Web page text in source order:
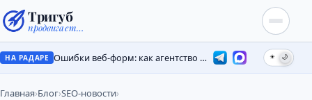
Тригуб
продвигает…
НА РАДАРЕ Ошибки веб-форм: как агентство потеряло лиды на месяцы ☀ 🌙
Главная›Блог›SEO-новости›